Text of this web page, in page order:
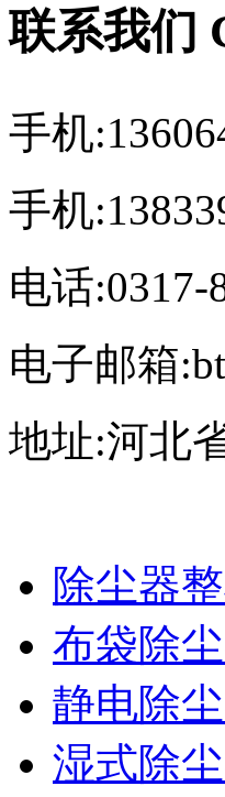
联系我们
手机
手机
电话:0317-
电子邮箱
地址:河北
除尘器
布袋除
静电除
湿式除